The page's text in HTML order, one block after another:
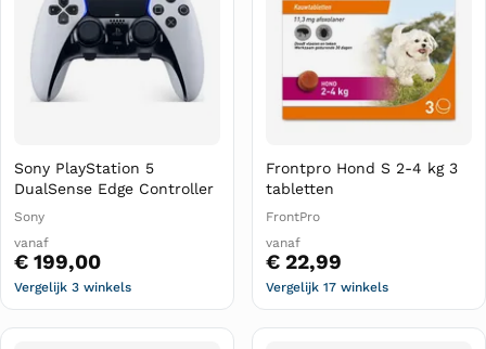
Sony PlayStation 5
DualSense Edge Controller
Sony
vanaf
€ 199,00
Vergelijk 3 winkels
Frontpro Hond S 2-4 kg 3
tabletten
FrontPro
vanaf
€ 22,99
Vergelijk 17 winkels